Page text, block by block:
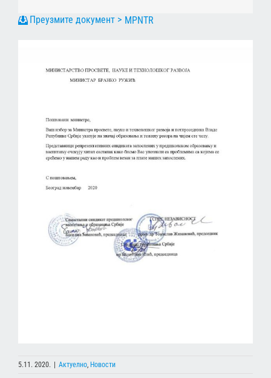
MPNTR
5.11. 2020. Актуелно, Новости